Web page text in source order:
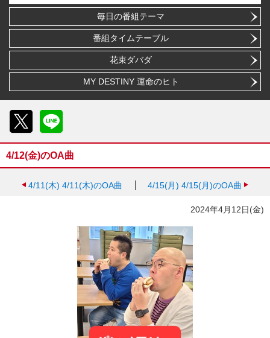
毎日の番組テーマ
番組タイムテーブル
花束ダバダ
MY DESTINY 運命のヒト
4/12(金)のOA曲
4/11(木) 4/11(木)のOA曲 4/15(月) 4/15(月)のOA曲
2024年4月12日(金)